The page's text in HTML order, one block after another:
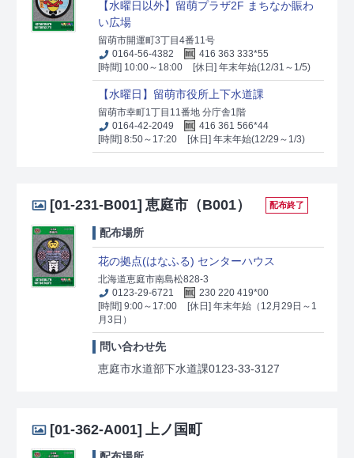
【水曜日以外】留萌プラザ2F まちなか賑わ
い広場
留萌市開運町3丁目4番11号
0164-56-4382
416 363 333*55
[時間] 10:00～18:00
[休日] 年末年始(12/31～1/5)
【水曜日】留萌市役所上下水道課
留萌市幸町1丁目11番地 分庁舎1階
0164-42-2049
416 361 566*44
[時間] 8:50～17:20
[休日] 年末年始(12/29～1/3)
[01-231-B001] 恵庭市（B001） 配布終了
配布場所
花の拠点(はなふる) センターハウス
北海道恵庭市南島松828-3
0123-29-6721
230 220 419*00
[時間] 9:00～17:00
[休日] 年末年始（12月29日～1
月3日）
問い合わせ先
恵庭市水道部下水道課0123-33-3127
[01-362-A001] 上ノ国町